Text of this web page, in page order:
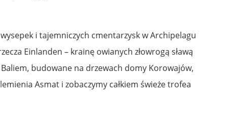
i tajemniczych cmentarzysk w Archipelagu
Einlanden – krainę owianych złowrogą sławą
budowane na drzewach domy Korowajów,
Asmat i zobaczymy całkiem świeże trofea